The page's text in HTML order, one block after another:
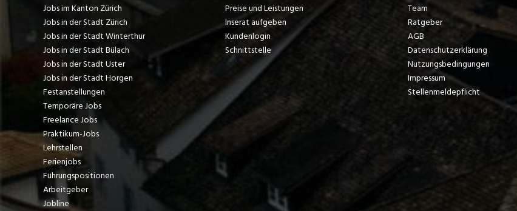
Jobs im Kanton Zürich
Jobs in der Stadt Zürich
Jobs in der Stadt Winterthur
Jobs in der Stadt Bülach
Jobs in der Stadt Uster
Jobs in der Stadt Horgen
Festanstellungen
Temporäre Jobs
Freelance Jobs
Praktikum-Jobs
Lehrstellen
Ferienjobs
Führungspositionen
Arbeitgeber
Jobline
Preise und Leistungen
Inserat aufgeben
Kundenlogin
Schnittstelle
Team
Ratgeber
AGB
Datenschutzerklärung
Nutzungsbedingungen
Impressum
Stellenmeldepflicht